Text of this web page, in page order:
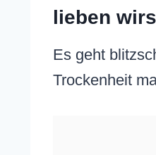
lieben
Es geht
Trockenheit